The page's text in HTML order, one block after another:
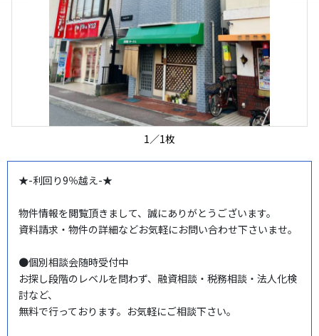
1／1枚
★-利回り9％越え-★
物件情報を閲覧頂きまして、誠にありがとうございます。
資料請求・物件の詳細などお気軽にお問い合わせ下さいませ。
●個別相談会随時受付中
お探し段階のレベルを問わず、融資相談・税務相談・法人化検
討など、
無料で行っております。お気軽にご相談下さい。